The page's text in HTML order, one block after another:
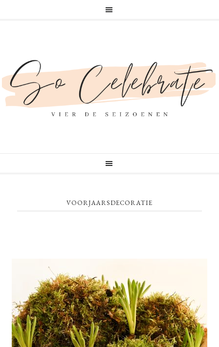
VOORJAARSDECORATIE